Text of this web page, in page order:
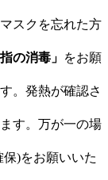
スクを忘れた方
指の消毒」 をお願
。発熱が確認さ
す。万が一の場
)をお願いいた